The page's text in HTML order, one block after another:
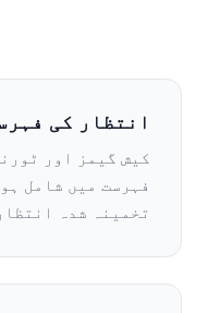
انتظار کی
کیش گیمز اور
فہرست میں شامل
تخمینہ شدہ